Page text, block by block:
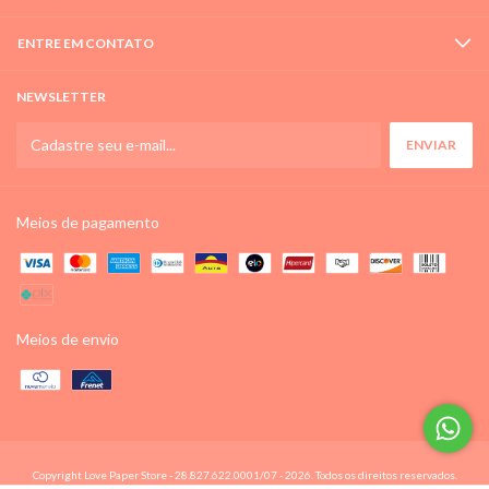
ENTRE EM CONTATO
NEWSLETTER
Meios de pagamento
Meios de envio
Copyright Love Paper Store - 28.827.622.0001/07 - 2026. Todos os direitos reservados.